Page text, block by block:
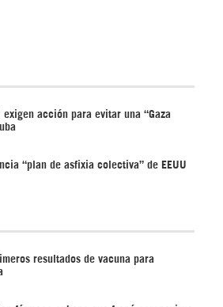
exigen acción para evitar una “Gaza
“plan de asfixia colectiva” de EEUU
resultados de vacuna para